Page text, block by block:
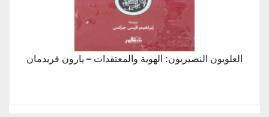
العلويون النصيريون: الهوية والمعتقدات – يارون فريدمان